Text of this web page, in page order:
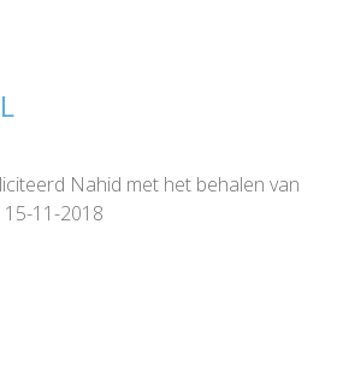
Nahid met het behalen van
11-2018